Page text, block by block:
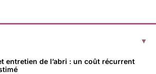
entretien de l’abri : un coût récurrent